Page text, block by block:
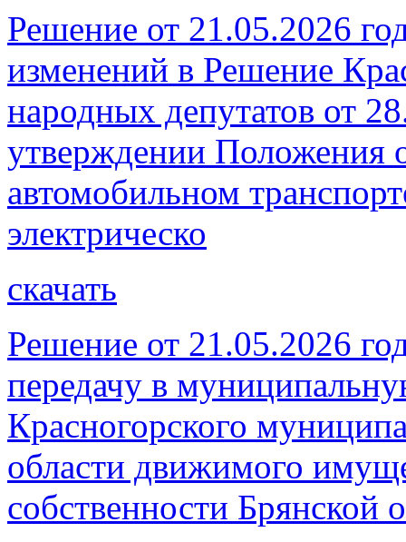
Решение от 21.05.2026
изменений в Решение
народных депутатов от
утверждении Положения
автомобильном
электрическо
скачать
Решение от 21.05.2026
передачу в
Красногорского
области движимого
собственности Брянской